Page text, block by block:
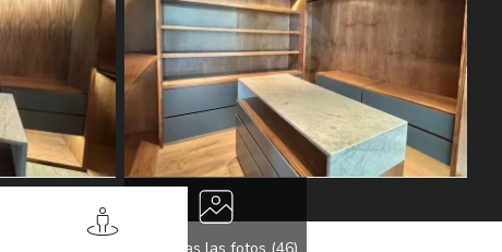
Street View